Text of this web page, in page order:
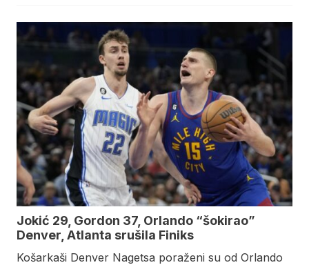
Jokić 29, Gordon 37, Orlando “šokirao”
Denver, Atlanta srušila Finiks
Košarkaši Denver Nagetsa poraženi su od Orlando